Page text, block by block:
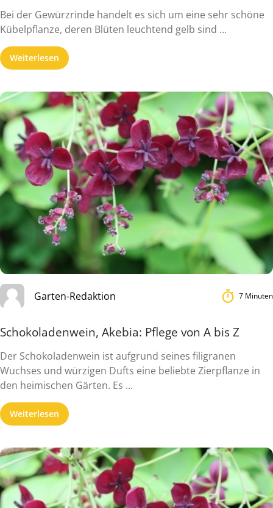
Bei der Gewürzrinde handelt es sich um eine sehr schöne
Kübelpflanze, deren Blüten leuchtend gelb sind ...
Weiterlesen
Garten-Redaktion 7 Minuten
Schokoladenwein, Akebia: Pflege von A bis Z
Der Schokoladenwein ist aufgrund seines filigranen
Wuchses und würzigen Dufts eine beliebte Zierpflanze in
den heimischen Gärten. Es ...
Weiterlesen